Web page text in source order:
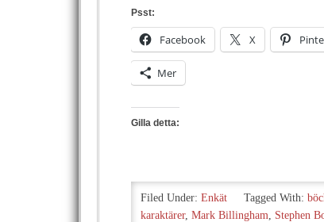
Psst:
Facebook X
Mer
Gilla detta:
Filed Under: Enkät Tagged With:
karaktärer, Mark Billingham, Stephen